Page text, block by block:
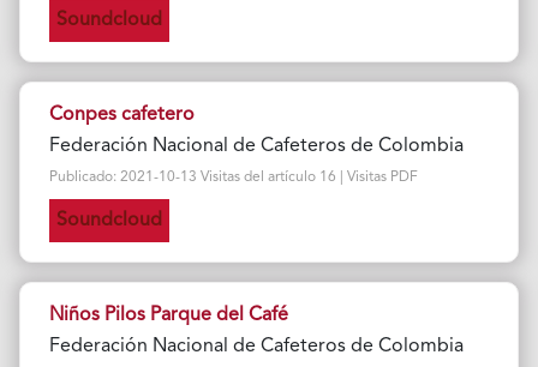
Soundcloud
Conpes cafetero
Federación Nacional de Cafeteros de Colombia
Publicado: 2021-10-13 Visitas del artículo 16 | Visitas PDF
Soundcloud
Niños Pilos Parque del Café
Federación Nacional de Cafeteros de Colombia